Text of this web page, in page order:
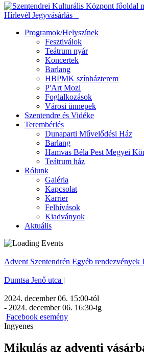
Hírlevél Jegyvásárlás
Programok/Helyszínek
Fesztiválok
Teátrum nyár
Koncertek
Barlang
HBPMK színházterem
P'Art Mozi
Foglalkozások
Városi ünnepek
Szentendre és Vidéke
Terembérlés
Dunaparti Művelődési Ház
Barlang
Hamvas Béla Pest Megyei
Teátrum ház
Rólunk
Galéria
Kapcsolat
Karrier
Felhívások
Kiadványok
Aktuális
Advent Szentendrén Egyéb rendezvények
Dumtsa Jenő utca |
2024. december 06. 15:00-tól
- 2024. december 06. 16:30-ig
Facebook esemény
Ingyenes
Mikulás az adventi